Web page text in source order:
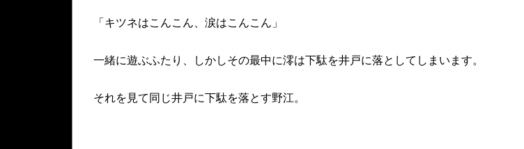
「キツネはこんこん、涙はこんこん」
一緒に遊ぶふたり、しかしその最中に澪は下駄を井戸に落としてしまいます。
それを見て同じ井戸に下駄を落とす野江。